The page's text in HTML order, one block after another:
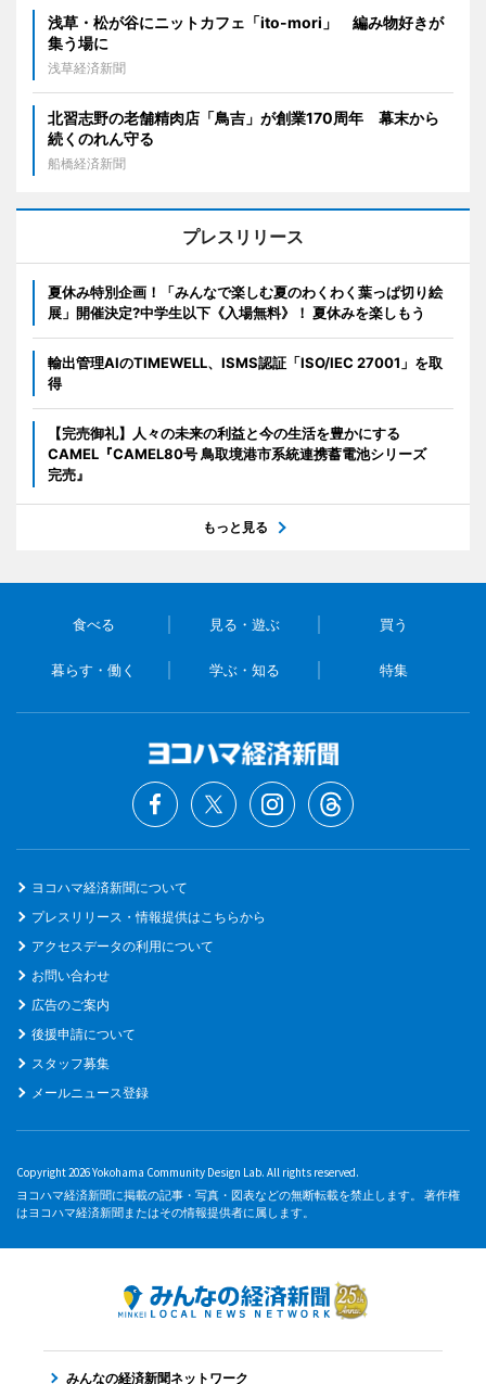
浅草・松が谷にニットカフェ「ito-mori」 編み物好きが
集う場に
浅草経済新聞
北習志野の老舗精肉店「鳥吉」が創業170周年 幕末から
続くのれん守る
船橋経済新聞
プレスリリース
夏休み特別企画！「みんなで楽しむ夏のわくわく葉っぱ切り絵
展」開催決定?中学生以下《入場無料》！ 夏休みを楽しもう
輸出管理AIのTIMEWELL、ISMS認証「ISO/IEC 27001」を取
得
【完売御礼】人々の未来の利益と今の生活を豊かにする
CAMEL『CAMEL80号 鳥取境港市系統連携蓄電池シリーズ
完売』
もっと見る
食べる 見る・遊ぶ 買う
暮らす・働く 学ぶ・知る 特集
ヨコハマ経済新聞について
プレスリリース・情報提供はこちらから
アクセスデータの利用について
お問い合わせ
広告のご案内
後援申請について
スタッフ募集
メールニュース登録
Copyright 2026 Yokohama Community Design Lab. All rights reserved.
ヨコハマ経済新聞に掲載の記事・写真・図表などの無断転載を禁止します。 著作権
はヨコハマ経済新聞またはその情報提供者に属します。
みんなの経済新聞ネットワーク